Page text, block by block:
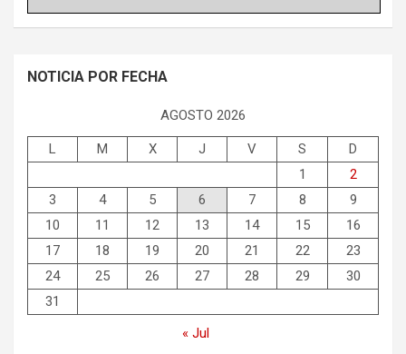
NOTICIA POR FECHA
AGOSTO 2026
L M X J V S
D
1
2
3
4 5 6 7 8
9
10
11 12 13 14 15
16
17
18 19 20 21 22
23
24
25 26 27 28 29
30
31
« Jul